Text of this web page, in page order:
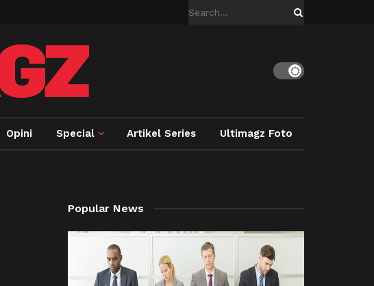
Opini Special Artikel Series Ultimagz Foto
Popular News